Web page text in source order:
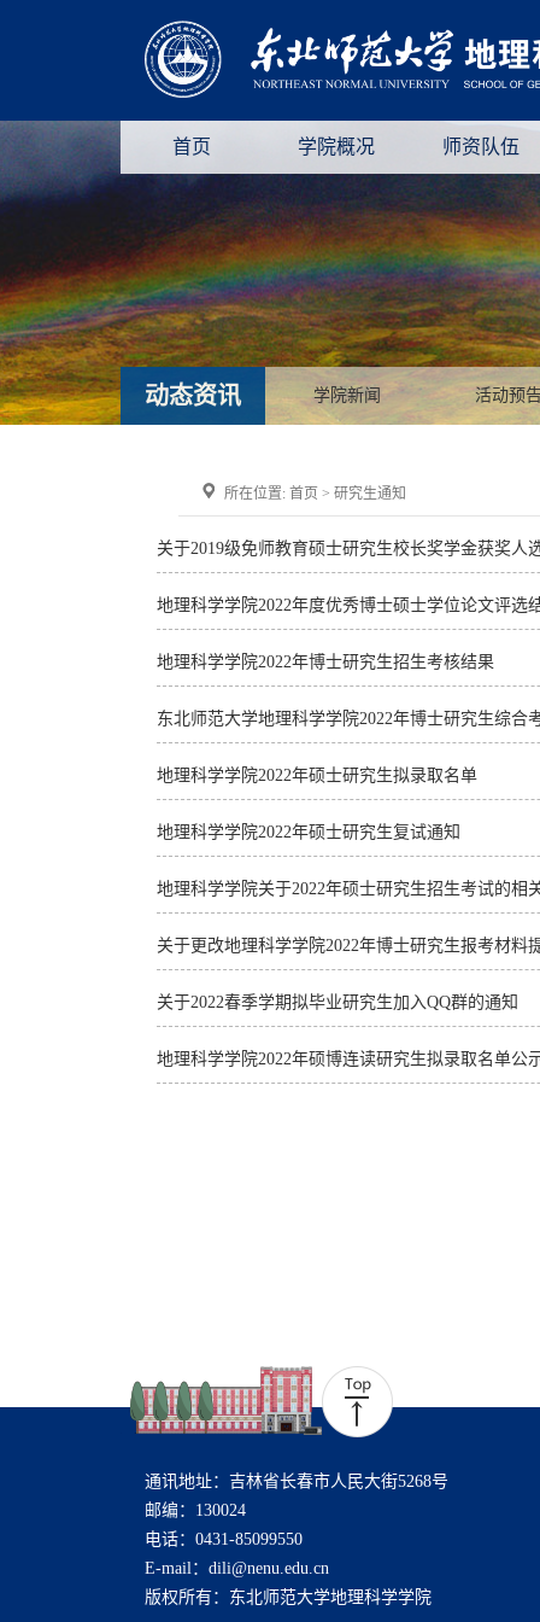
首页 学院概况 师资队伍
动态资讯 学院新闻 活动预
所在位置: 首页 > 研究生通知
关于2019级免师教育硕士研究生校长奖学金获奖人
地理科学学院2022年度优秀博士硕士学位论文评选
地理科学学院2022年博士研究生招生考核结果
东北师范大学地理科学学院2022年博士研究生综合
地理科学学院2022年硕士研究生拟录取名单
地理科学学院2022年硕士研究生复试通知
地理科学学院关于2022年硕士研究生招生考试的相
关于更改地理科学学院2022年博士研究生报考材料
关于2022春季学期拟毕业研究生加入QQ群的通知
地理科学学院2022年硕博连读研究生拟录取名单公
通讯地址：吉林省长春市人民大街5268号
邮编：130024
电话：0431-85099550
E-mail：dili@nenu.edu.cn
版权所有：东北师范大学地理科学学院